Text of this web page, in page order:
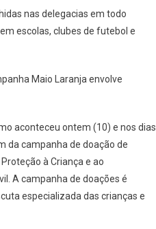
nas delegacias em todo
escolas, clubes de futebol e
Maio Laranja envolve
aconteceu ontem (10) e nos dias
da campanha de doação de
à Criança e ao
A campanha de doações é
especializada das crianças e